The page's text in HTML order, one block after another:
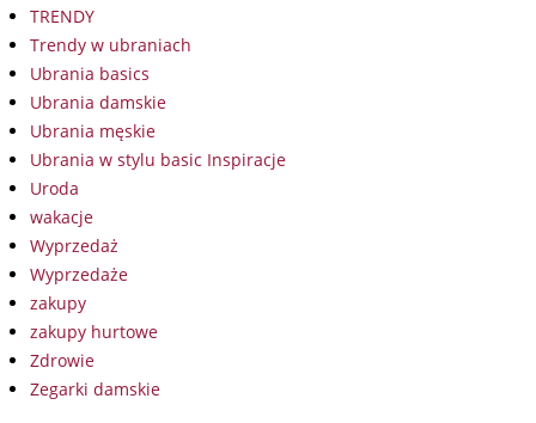
TRENDY
Trendy w ubraniach
Ubrania basics
Ubrania damskie
Ubrania męskie
Ubrania w stylu basic Inspiracje
Uroda
wakacje
Wyprzedaż
Wyprzedaże
zakupy
zakupy hurtowe
Zdrowie
Zegarki damskie